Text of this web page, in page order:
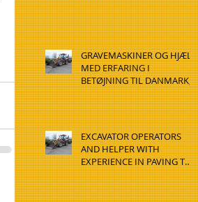
GRAVEMASKINER OG HJÆLP
MED ERFARING I
BETØJNING TIL DANMARK,
HADSTEN
EXCAVATOR OPERATORS
AND HELPER WITH
EXPERIENCE IN PAVING TO
DENMARK, HADSTEN